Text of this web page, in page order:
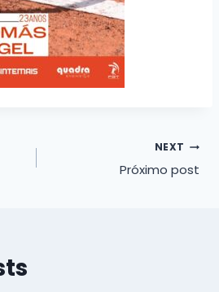
NEXT
Próximo post